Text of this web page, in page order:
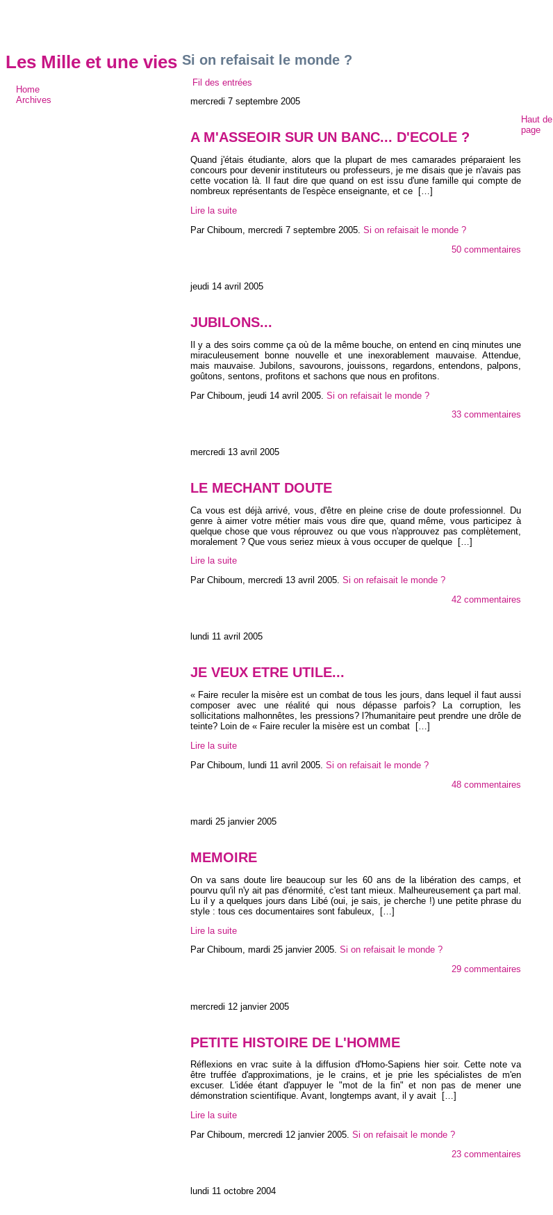
Les Mille et une vies
Home
Archives
Si on refaisait le monde ?
Fil des entrées
mercredi 7 septembre 2005
A M'ASSEOIR SUR UN BANC... D'ECOLE ?
Quand j'étais étudiante, alors que la plupart de mes camarades préparaient les
concours pour devenir instituteurs ou professeurs, je me disais que je n'avais pas
cette vocation là. Il faut dire que quand on est issu d'une famille qui compte de
nombreux représentants de l'espèce enseignante, et ce
[…]
Lire la suite
Par Chiboum, mercredi 7 septembre 2005 Si on refaisait le monde ?
50 commentaires
jeudi 14 avril 2005
JUBILONS...
Il y a des soirs comme ça où de la même bouche, on entend en cinq minutes une
miraculeusement bonne nouvelle et une inexorablement mauvaise. Attendue,
mais mauvaise. Jubilons, savourons, jouissons, regardons, entendons, palpons,
goûtons, sentons, profitons et sachons que nous en profitons.
Par Chiboum, jeudi 14 avril 2005 Si on refaisait le monde ?
33 commentaires
mercredi 13 avril 2005
LE MECHANT DOUTE
Ca vous est déjà arrivé, vous, d'être en pleine crise de doute professionnel. Du
genre à aimer votre métier mais vous dire que, quand même, vous participez à
quelque chose que vous réprouvez ou que vous n'approuvez pas complètement,
moralement ? Que vous seriez mieux à vous occuper de quelque […]
Lire la suite
Par Chiboum, mercredi 13 avril 2005. Si on refaisait le monde ?
42 commentaires
lundi 11 avril 2005
JE VEUX ETRE UTILE...
« Faire reculer la misère est un combat de tous les jours, dans lequel il faut aussi
composer avec une réalité qui nous dépasse parfois? La corruption, les
sollicitations malhonnêtes, les pressions? l?humanitaire peut prendre une drôle de
teinte? Loin de « Faire reculer la misère est un combat
[…]
Lire la suite
Par Chiboum,
lundi 11 avril 2005 Si on refaisait le monde ?
48 commentaires
mardi 25 janvier 2005
MEMOIRE
On va sans doute lire beaucoup sur les 60 ans de la libération des camps, et
pourvu qu'il n'y ait pas d'énormité, c'est tant mieux. Malheureusement ça part mal.
Lu il y a quelques jours dans Libé (oui, je sais, je cherche !) une petite phrase du
style : tous ces documentaires sont fabuleux,
[…]
Lire la suite
Par Chiboum, mardi 25 janvier 2005. Si on refaisait le monde ?
29 commentaires
mercredi 12 janvier 2005
PETITE HISTOIRE DE L'HOMME
Réflexions en vrac suite à la diffusion d'Homo-Sapiens hier soir. Cette note va
être truffée d'approximations, je le crains, et je prie les spécialistes de m'en
excuser. L'idée étant d'appuyer le "mot de la fin" et non pas de mener une
démonstration scientifique. Avant, longtemps avant, il y avait
[…]
Lire la suite
Par Chiboum, mercredi 12 janvier 2005 Si on refaisait le monde ?
23 commentaires
lundi 11 octobre 2004
Haut de
page